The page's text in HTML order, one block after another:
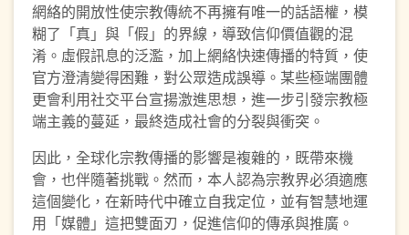
網絡的開放性使宗教傳統不再擁有唯一的話語權，模
糊了「真」與「假」的界線，導致信仰價值觀的混
淆。虛假訊息的泛濫，加上網絡快速傳播的特質，使
官方澄清變得困難，對公眾造成誤導。某些極端團體
更會利用社交平台宣揚激進思想，進一步引發宗教極
端主義的蔓延，最終造成社會的分裂與衝突。
因此，全球化宗教傳播的影響是複雜的，既帶來機
會，也伴隨著挑戰。然而，本人認為宗教界必須適應
這個變化，在新時代中確立自我定位，並有智慧地運
用「媒體」這把雙面刃，促進信仰的傳承與推廣。